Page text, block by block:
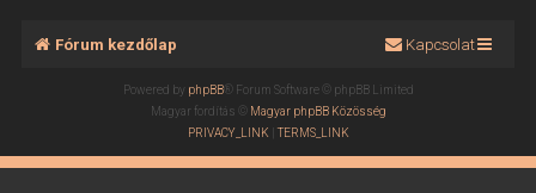
Fórum kezdőlap Kapcsolat
Powered by phpBB® Forum Software © phpBB Limited
Magyar fordítás © Magyar phpBB Közösség
PRIVACY_LINK|TERMS_LINK